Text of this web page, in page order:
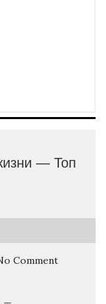
— Топ
Comment